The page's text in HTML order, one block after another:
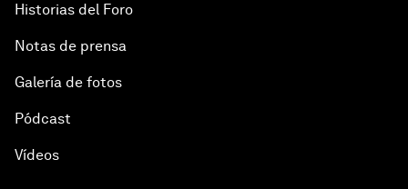
Historias del Foro
Notas de prensa
Galería de fotos
Pódcast
Vídeos